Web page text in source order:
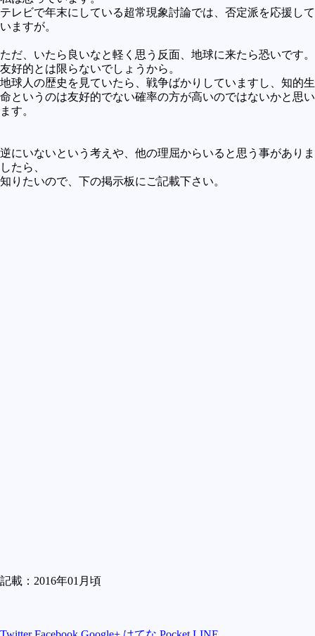
テレビで年末にしている超常現象討論では、否定派を応援して
いますが。
ただ、いたら良いなと軽く思う反面、地球に来たら恐いです。
友好的とは限らないでしょうから。
地球人の歴史を見ていたら、戦争ばかりしていますし、知的生
命というのは友好的でない確率の方が高いのではないかと思い
ます。
逆にいないという考えや、他の理屈からいると思う事がありま
したら、
知りたいので、下の掲示板にご記載下さい。
記載：2016年01月頃